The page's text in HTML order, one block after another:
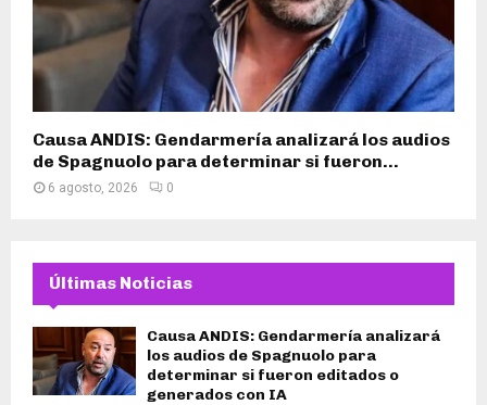
Causa ANDIS: Gendarmería analizará los audios
de Spagnuolo para determinar si fueron...
6 agosto, 2026 0
Últimas Noticias
Causa ANDIS: Gendarmería analizará
los audios de Spagnuolo para
determinar si fueron editados o
generados con IA